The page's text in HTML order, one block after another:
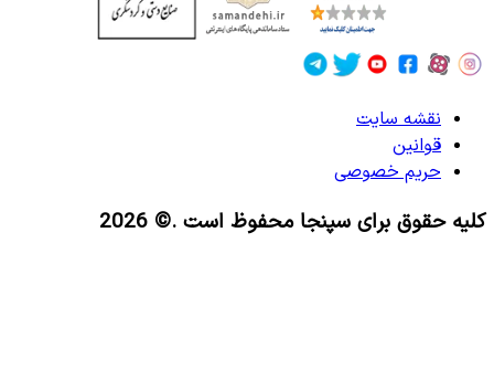
نقشه سایت
قوانین
حریم خصوصی
کلیه حقوق برای سپنجا محفوظ است .© 2026